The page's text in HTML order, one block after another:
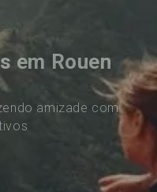
em Rouen
amizade com